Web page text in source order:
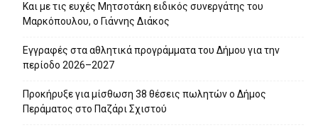
Και με τις ευχές Μητσοτάκη ειδικός συνεργάτης του
Μαρκόπουλου, ο Γιάννης Διάκος
Εγγραφές στα αθλητικά προγράμματα του Δήμου για την
περίοδο 2026–2027
Προκήρυξε για μίσθωση 38 θέσεις πωλητών ο Δήμος
Περάματος στο Παζάρι Σχιστού